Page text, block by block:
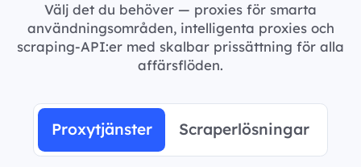
Välj det du behöver — proxies för smarta
användningsområden, intelligenta proxies och
scraping-API:er med skalbar prissättning för alla
affärsflöden.
Proxytjänster Scraperlösningar